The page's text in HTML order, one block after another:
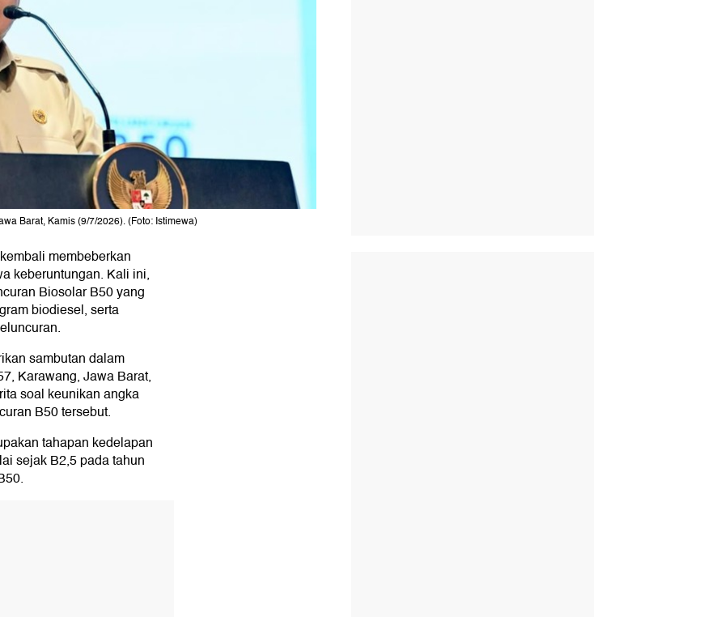
Barat, Kamis (9/7/2026). (Foto: Istimewa)
kembali membeberkan
keberuntungan. Kali ini,
Biosolar B50 yang
biodiesel, serta
sambutan dalam
Karawang, Jawa Barat,
soal keunikan angka
B50 tersebut.
tahapan kedelapan
sejak B2,5 pada tahun